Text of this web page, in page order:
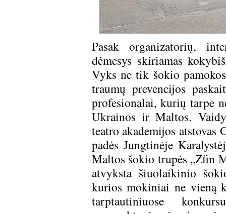
Pasak organizatorių,
dėmesys skiriamas
Vyks ne tik šokio
traumų prevencijos
profesionalai, kurių tarpe
Ukrainos ir Maltos.
teatro akademijos
padės Jungtinėje
Maltos šokio trupės „Zfin
atvyksta šiuolaikinio
kurios mokiniai ne vieną
tarptautiniuose